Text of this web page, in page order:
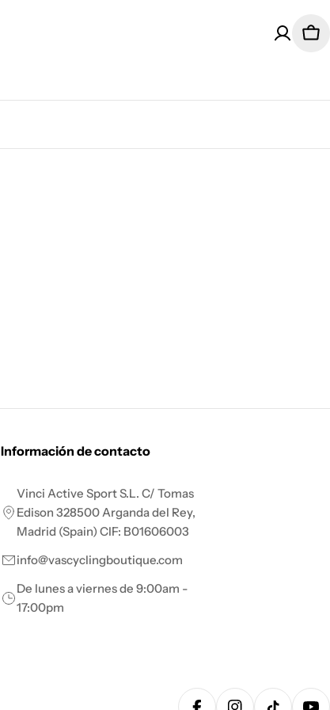
Información de contacto
Vinci Active Sport S.L. C/ Tomas
Edison 328500 Arganda del Rey,
Madrid (Spain) CIF: B01606003
info@vascyclingboutique.com
De lunes a viernes de 9:00am -
17:00pm